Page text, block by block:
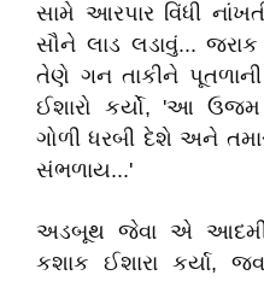
સામે આરપાર વિંધી
સૌને લાડ લડાવું...
તેણે ગન તાકીને
ઈશારો કર્યો, 'આ ઉજમ
ગોળી ધરબી દેશે અને
સંભળાય...'
અડબૂથ જેવા એ આદમી
કશાક ઈશારા કર્યા,